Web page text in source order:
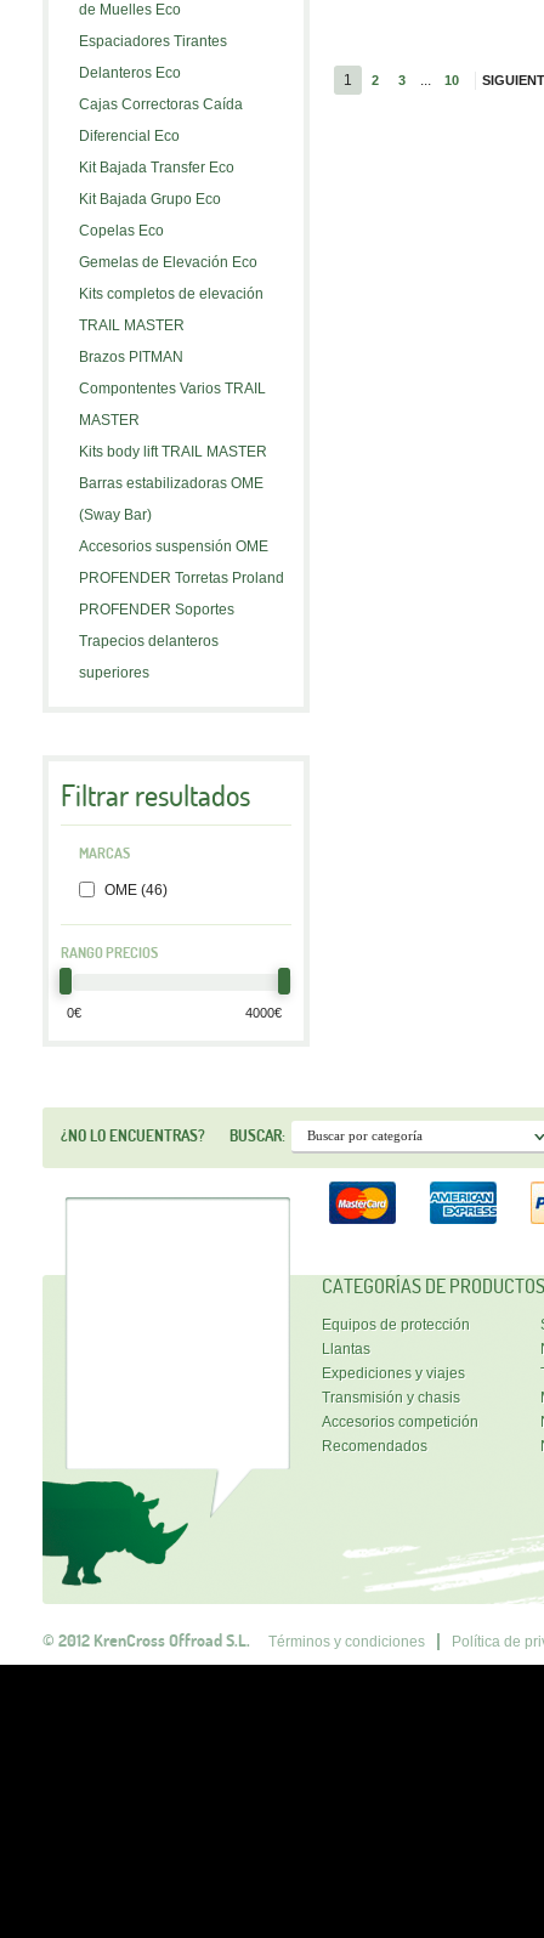
de Muelles Eco
Espaciadores Tirantes
Delanteros Eco
Cajas Correctoras Caída
Diferencial Eco
Kit Bajada Transfer Eco
Kit Bajada Grupo Eco
Copelas Eco
Gemelas de Elevación Eco
Kits completos de elevación
TRAIL MASTER
Brazos PITMAN
Compontentes Varios TRAIL
MASTER
Kits body lift TRAIL MASTER
Barras estabilizadoras OME
(Sway Bar)
Accesorios suspensión OME
PROFENDER Torretas Proland
PROFENDER Soportes
Trapecios delanteros
superiores
Filtrar resultados
MARCAS
OME (46)
RANGO PRECIOS
1 2 3 10
¿NO LO ENCUENTRAS? BUSCAR:
CATEGORÍAS DE PRODUCTOS
Equipos de protección
Llantas
Expediciones y viajes
Transmisión y chasis
Accesorios competición
Recomendados
© 2012 KrenCross Offroad S.L. Términos y condiciones Política de